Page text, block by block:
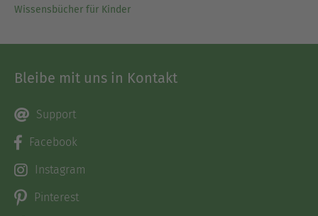
Wissensbücher für Kinder
Bleibe mit uns in Kontakt
Support
Facebook
Instagram
Pinterest